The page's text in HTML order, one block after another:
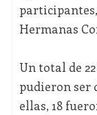
Hermanas
Un total de
pudieron ser
ellas, 18